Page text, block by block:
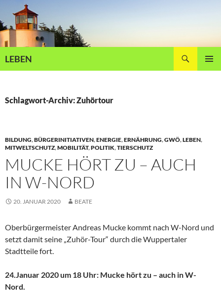
Inhalt
springen
LEBEN
Schlagwort-Archiv: Zuhörtour
BILDUNG,BÜRGERINITIATIVEN,ENERGIE,ERNÄHRUNG,GWÖ,LEBEN,
MITWELTSCHUTZ,MOBILITÄT,POLITIK,TIERSCHUTZ
MUCKE HÖRT ZU – AUCH
IN W-NORD
20. JANUAR 2020 BEATE
Oberbürgermeister Andreas Mucke kommt nach W-Nord und
setzt damit seine „Zuhör-Tour“ durch die Wuppertaler
Stadtteile fort.
24.Januar 2020 um 18 Uhr: Mucke hört zu – auch in W-
Nord.